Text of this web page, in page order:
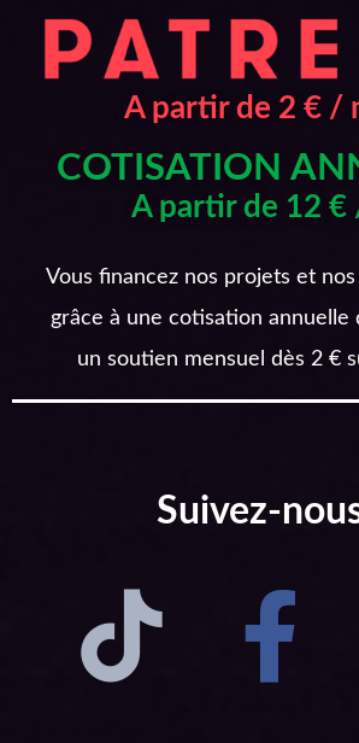
A partir de 2 € /
COTISATION
A partir de 12 €
Vous financez nos projets et
grâce à une cotisation annuelle
un soutien mensuel dès 2 €
Suivez-